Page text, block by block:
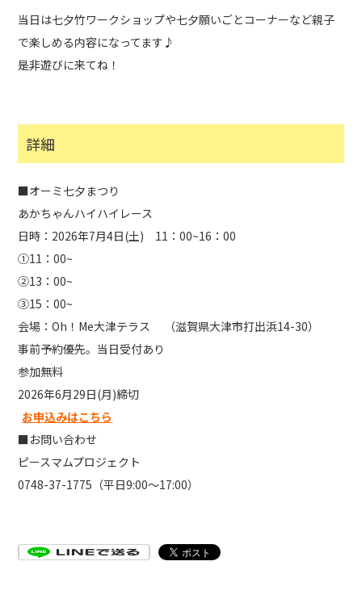
当日は七夕竹ワークショップや七夕願いごとコーナーなど親子
で楽しめる内容になってます♪
是非遊びに来てね！
詳細
■オーミ七夕まつり
あかちゃんハイハイレース
日時：2026年7月4日(土) 11：00~16：00
①11：00~
②13：00~
③15：00~
会場：Oh！Me大津テラス （滋賀県大津市打出浜14-30）
事前予約優先。当日受付あり
参加無料
2026年6月29日(月)締切
お申込みはこちら
■お問い合わせ
ピースマムプロジェクト
0748-37-1775（平日9:00～17:00）